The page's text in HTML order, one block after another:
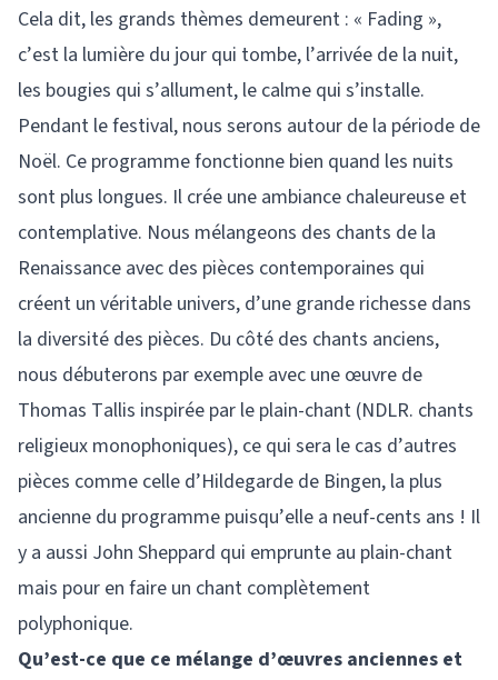
Cela dit, les grands thèmes demeurent : « Fading »,
c’est la lumière du jour qui tombe, l’arrivée de la nuit,
les bougies qui s’allument, le calme qui s’installe.
Pendant le festival, nous serons autour de la période de
Noël. Ce programme fonctionne bien quand les nuits
sont plus longues. Il crée une ambiance chaleureuse et
contemplative. Nous mélangeons des chants de la
Renaissance avec des pièces contemporaines qui
créent un véritable univers, d’une grande richesse dans
la diversité des pièces. Du côté des chants anciens,
nous débuterons par exemple avec une œuvre de
Thomas Tallis inspirée par le plain-chant (NDLR. chants
religieux monophoniques), ce qui sera le cas d’autres
pièces comme celle d’Hildegarde de Bingen, la plus
ancienne du programme puisqu’elle a neuf-cents ans ! Il
y a aussi John Sheppard qui emprunte au plain-chant
mais pour en faire un chant complètement
polyphonique.
Qu’est-ce que ce mélange d’œuvres anciennes et